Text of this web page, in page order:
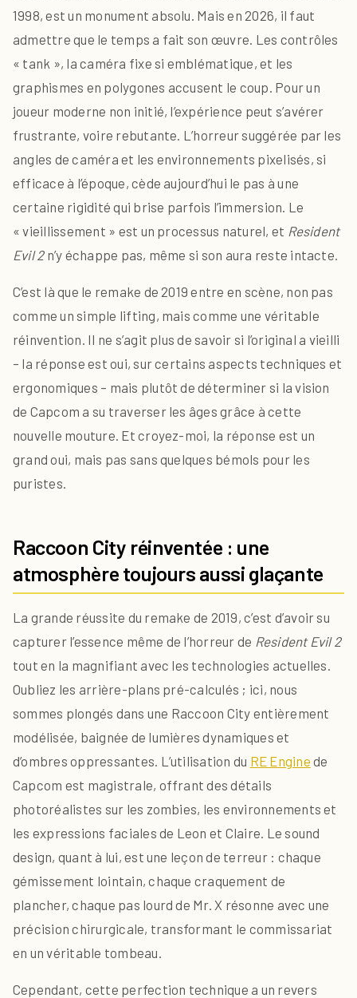
1998, est un monument absolu. Mais en 2026, il faut
admettre que le temps a fait son œuvre. Les contrôles
« tank », la caméra fixe si emblématique, et les
graphismes en polygones accusent le coup. Pour un
joueur moderne non initié, l’expérience peut s’avérer
frustrante, voire rebutante. L’horreur suggérée par les
angles de caméra et les environnements pixelisés, si
efficace à l’époque, cède aujourd’hui le pas à une
certaine rigidité qui brise parfois l’immersion. Le
« vieillissement » est un processus naturel, et Resident
Evil 2n’y échappe pas, même si son aura reste intacte.
C’est là que le remake de 2019 entre en scène, non pas
comme un simple lifting, mais comme une véritable
réinvention. Il ne s’agit plus de savoir si l’original a vieilli
– la réponse est oui, sur certains aspects techniques et
ergonomiques – mais plutôt de déterminer si la vision
de Capcom a su traverser les âges grâce à cette
nouvelle mouture. Et croyez-moi, la réponse est un
grand oui, mais pas sans quelques bémols pour les
puristes.
Raccoon City réinventée : une
atmosphère toujours aussi glaçante
La grande réussite du remake de 2019, c’est d’avoir su
capturer l’essence même de l’horreur de Resident Evil 2
tout en la magnifiant avec les technologies actuelles.
Oubliez les arrière-plans pré-calculés ; ici, nous
sommes plongés dans une Raccoon City entièrement
modélisée, baignée de lumières dynamiques et
d’ombres oppressantes. L’utilisation du RE Engine de
Capcom est magistrale, offrant des détails
photoréalistes sur les zombies, les environnements et
les expressions faciales de Leon et Claire. Le sound
design, quant à lui, est une leçon de terreur : chaque
gémissement lointain, chaque craquement de
plancher, chaque pas lourd de Mr. X résonne avec une
précision chirurgicale, transformant le commissariat
en un véritable tombeau.
Cependant, cette perfection technique a un revers